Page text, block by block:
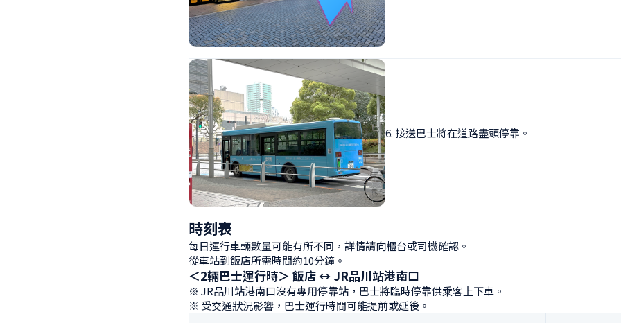
6. 接送巴士將在道路盡頭停靠。
時刻表
每日運行車輛數量可能有所不同，詳情請向櫃台或司機確認。
從車站到飯店所需時間約10分鐘。
＜2輛巴士運行時＞ 飯店 ↔ JR品川站港南口
※ JR品川站港南口沒有專用停靠站，巴士將臨時停靠供乘客上下車。
※ 受交通狀況影響，巴士運行時間可能提前或延後。